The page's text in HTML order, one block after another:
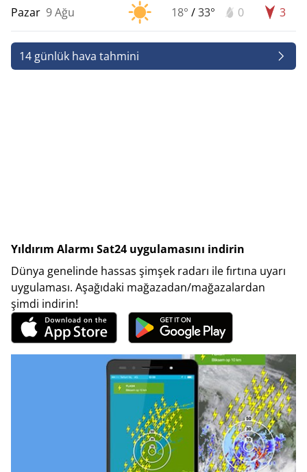
Pazar 9 Ağu 18° /33° 0 3
14 günlük hava tahmini
Yıldırım Alarmı Sat24 uygulamasını indirin
Dünya genelinde hassas şimşek radarı ile fırtına uyarı
uygulaması. Aşağıdaki mağazadan/mağazalardan
şimdi indirin!